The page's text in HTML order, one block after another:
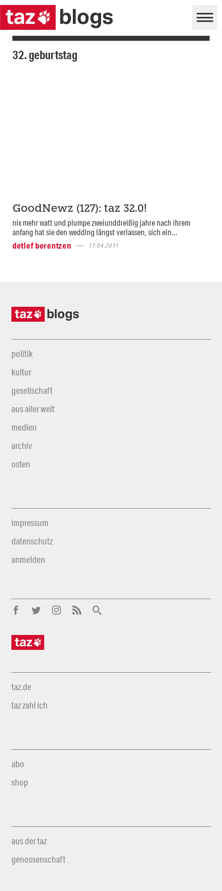
32. geburtstag
GoodNewz (127): taz 32.0!
nix mehr watt und plumpe zweiunddreißig jahre nach ihrem
anfang hat sie den wedding längst verlassen, sich ein...
detlef berentzen
17.04.2011
politik
kultur
gesellschaft
aus aller welt
medien
archiv
osten
impressum
datenschutz
anmelden
taz.de
taz zahl ich
abo
shop
aus der taz
genossenschaft